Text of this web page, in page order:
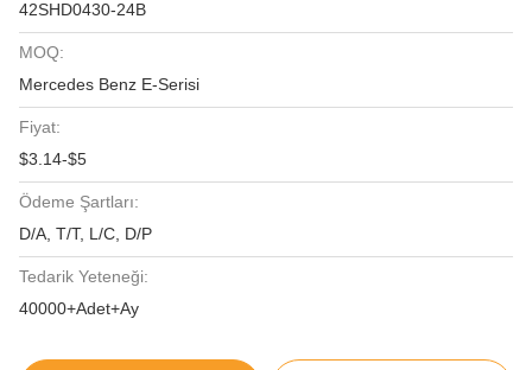
42SHD0430-24B
MOQ:
Mercedes Benz E-Serisi
Fiyat:
$3.14-$5
Ödeme Şartları:
D/A, T/T, L/C, D/P
Tedarik Yeteneği:
40000+Adet+Ay